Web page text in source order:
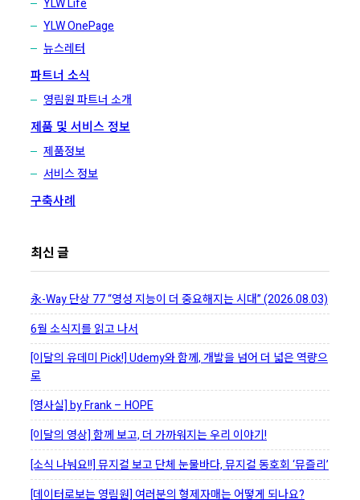
YLW Life
YLW OnePage
뉴스레터
파트너 소식
영림원 파트너 소개
제품 및 서비스 정보
제품정보
서비스 정보
구축사례
최신 글
永-Way 단상 77 “영성 지능이 더 중요해지는 시대” (2026.08.03)
6월 소식지를 읽고 나서
[이달의 유데미 Pick!] Udemy와 함께, 개발을 넘어 더 넓은 역량으
로
[영사실] by Frank – HOPE
[이달의 영상] 함께 보고, 더 가까워지는 우리 이야기!
[소식 나눠요!!] 뮤지컬 보고 단체 눈물바다, 뮤지컬 동호회 ‘뮤즐리’
[데이터로보는 영림원] 여러분의 형제자매는 어떻게 되나요?